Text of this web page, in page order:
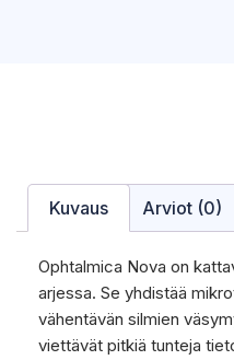
Kuvaus Arviot (0)
Ophtalmica Nova on
arjessa. Se yhdistää
vähentävän silmien
viettävät pitkiä tunteja